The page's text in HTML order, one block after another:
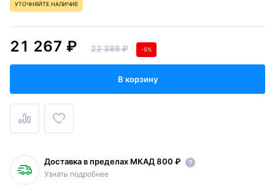
УТОЧНЯЙТЕ НАЛИЧИЕ
21 267 ₽ 22 386 ₽ -5%
В корзину
Доставка в пределах МКАД 800 ₽
Узнать подробнее